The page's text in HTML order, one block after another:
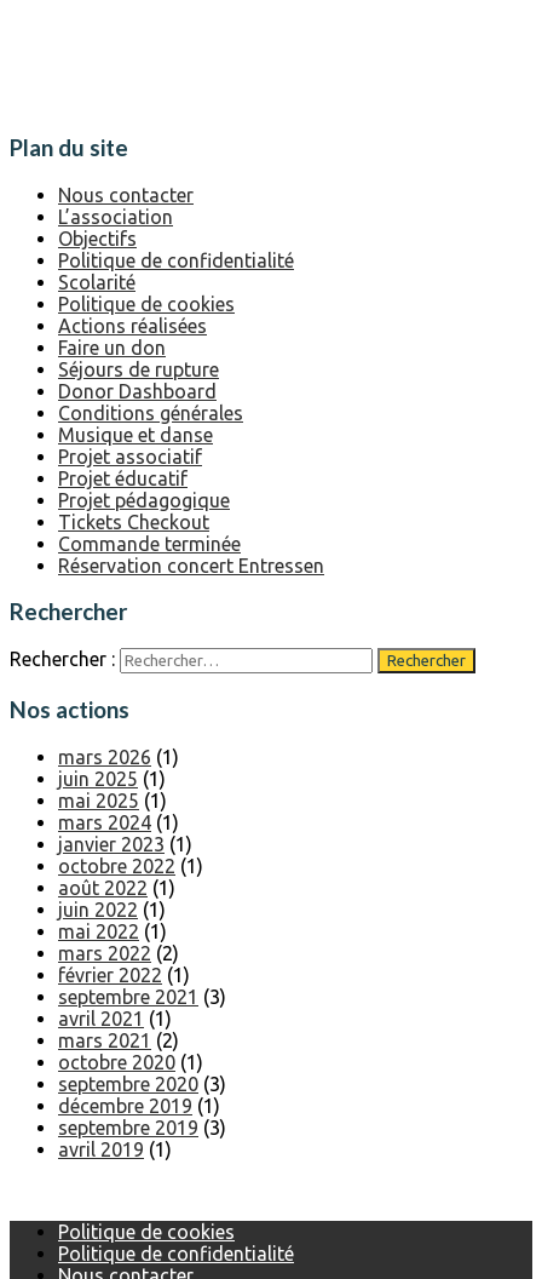
Plan du site
Nous contacter
L’association
Objectifs
Politique de confidentialité
Scolarité
Politique de cookies
Actions réalisées
Faire un don
Séjours de rupture
Donor Dashboard
Conditions générales
Musique et danse
Projet associatif
Projet éducatif
Projet pédagogique
Tickets Checkout
Commande terminée
Réservation concert Entressen
Rechercher
Rechercher :
Nos actions
mars 2026 (1)
juin 2025 (1)
mai 2025 (1)
mars 2024 (1)
janvier 2023 (1)
octobre 2022 (1)
août 2022 (1)
juin 2022 (1)
mai 2022 (1)
mars 2022 (2)
février 2022 (1)
septembre 2021 (3)
avril 2021 (1)
mars 2021 (2)
octobre 2020 (1)
septembre 2020 (3)
décembre 2019 (1)
septembre 2019 (3)
avril 2019 (1)
Politique de cookies
Politique de confidentialité